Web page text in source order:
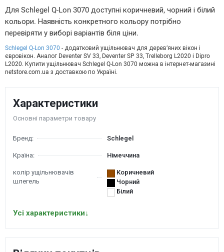
Для Schlegel Q-Lon 3070 доступні коричневий, чорний і білий
кольори. Наявність конкретного кольору потрібно
перевіряти у виборі варіантів біля ціни.
Schlegel Q-Lon 3070 - додатковий ущільнювач для дерев’яних вікон і
євровікон. Аналог Deventer SV 33, Deventer SP 33, Trelleborg L2020 і Dipro
L2020. Купити ущільнювач Schlegel Q-Lon 3070 можна в інтернет-магазині
netstore.com.ua з доставкою по Україні.
Характеристики
Основні параметри товару
Бренд: Schlegel
Країна: Німеччина
колір ущільнювачів
шлегель
Коричневий
Чорний
Білий
Усі характеристики↓